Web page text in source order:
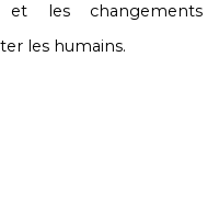
et les changements
les humains.